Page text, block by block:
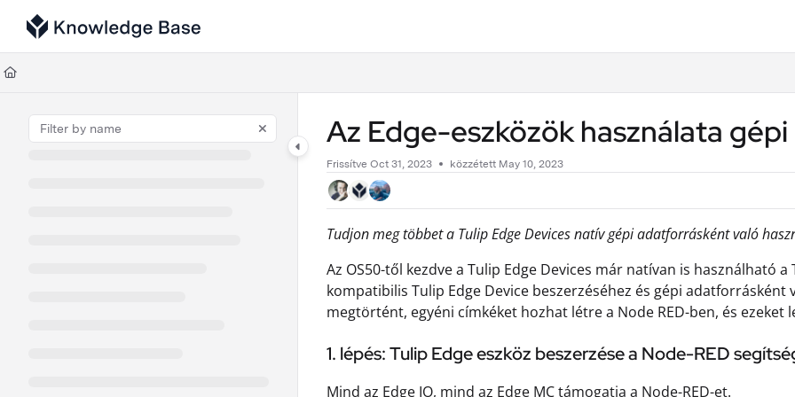
Documentation Index
Fetch the complete documentation index at:
Use this file to discover all available pages before exploring further.
Az Edge-eszközök használata
Frissítve Oct 31, 2023 közzétett May 10, 2023
Tudjon meg többet a Tulip Edge Devices natív gépi adatforrásként való
Az OS50-től kezdve a Tulip Edge Devices már natívan is használható
kompatibilis Tulip Edge Device beszerzéséhez és gépi adatforrásként
megtörtént, egyéni címkéket hozhat létre a Node RED-ben, és
1. lépés: Tulip Edge eszköz beszerzése a Node-RED
Mind az Edge IO, mind az Edge MC támogatja a Node-RED-et.